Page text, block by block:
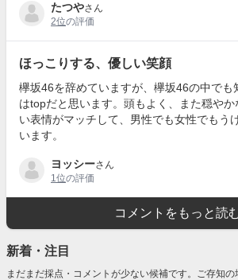
たつやさん
2位の評価
ほっこりする、優しい笑顔
欅坂46を辞めていますが、欅坂46の中でも
はtopだと思います。頭もよく、また穏や
い表情がマッチして、男性でも女性でもう
います。
ヨッシーさん
1位の評価
コメントをもっと読
新着・注目
まだまだ採点・コメントが少ない候補です。ご存知